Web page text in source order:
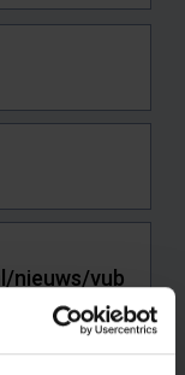
the error.